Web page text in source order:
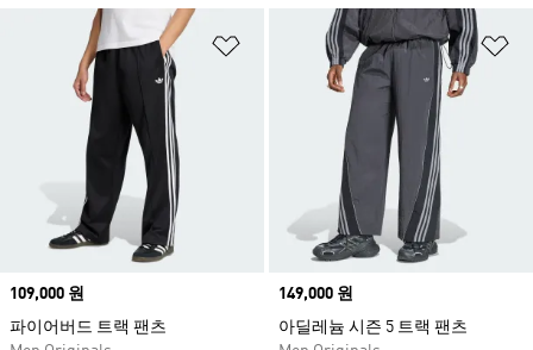
위시리스트 담기
Price
109,000 원
파이어버드 트랙 팬츠
Price
149,000 원
아딜레늄 시즌 5 트랙 팬츠